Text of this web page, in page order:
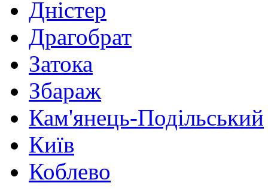
Дністер
Драгобрат
Затока
Збараж
Кам'янець-Подільський
Київ
Коблево